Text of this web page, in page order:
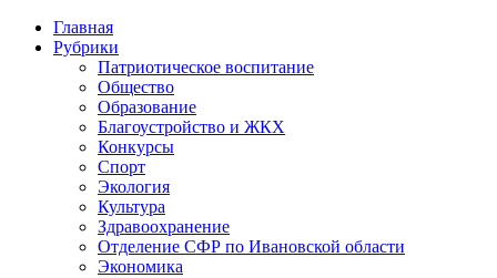
Главная
Рубрики
Патриотическое воспитание
Общество
Образование
Благоустройство и ЖКХ
Конкурсы
Спорт
Экология
Культура
Здравоохранение
Отделение СФР по Ивановской области
Экономика